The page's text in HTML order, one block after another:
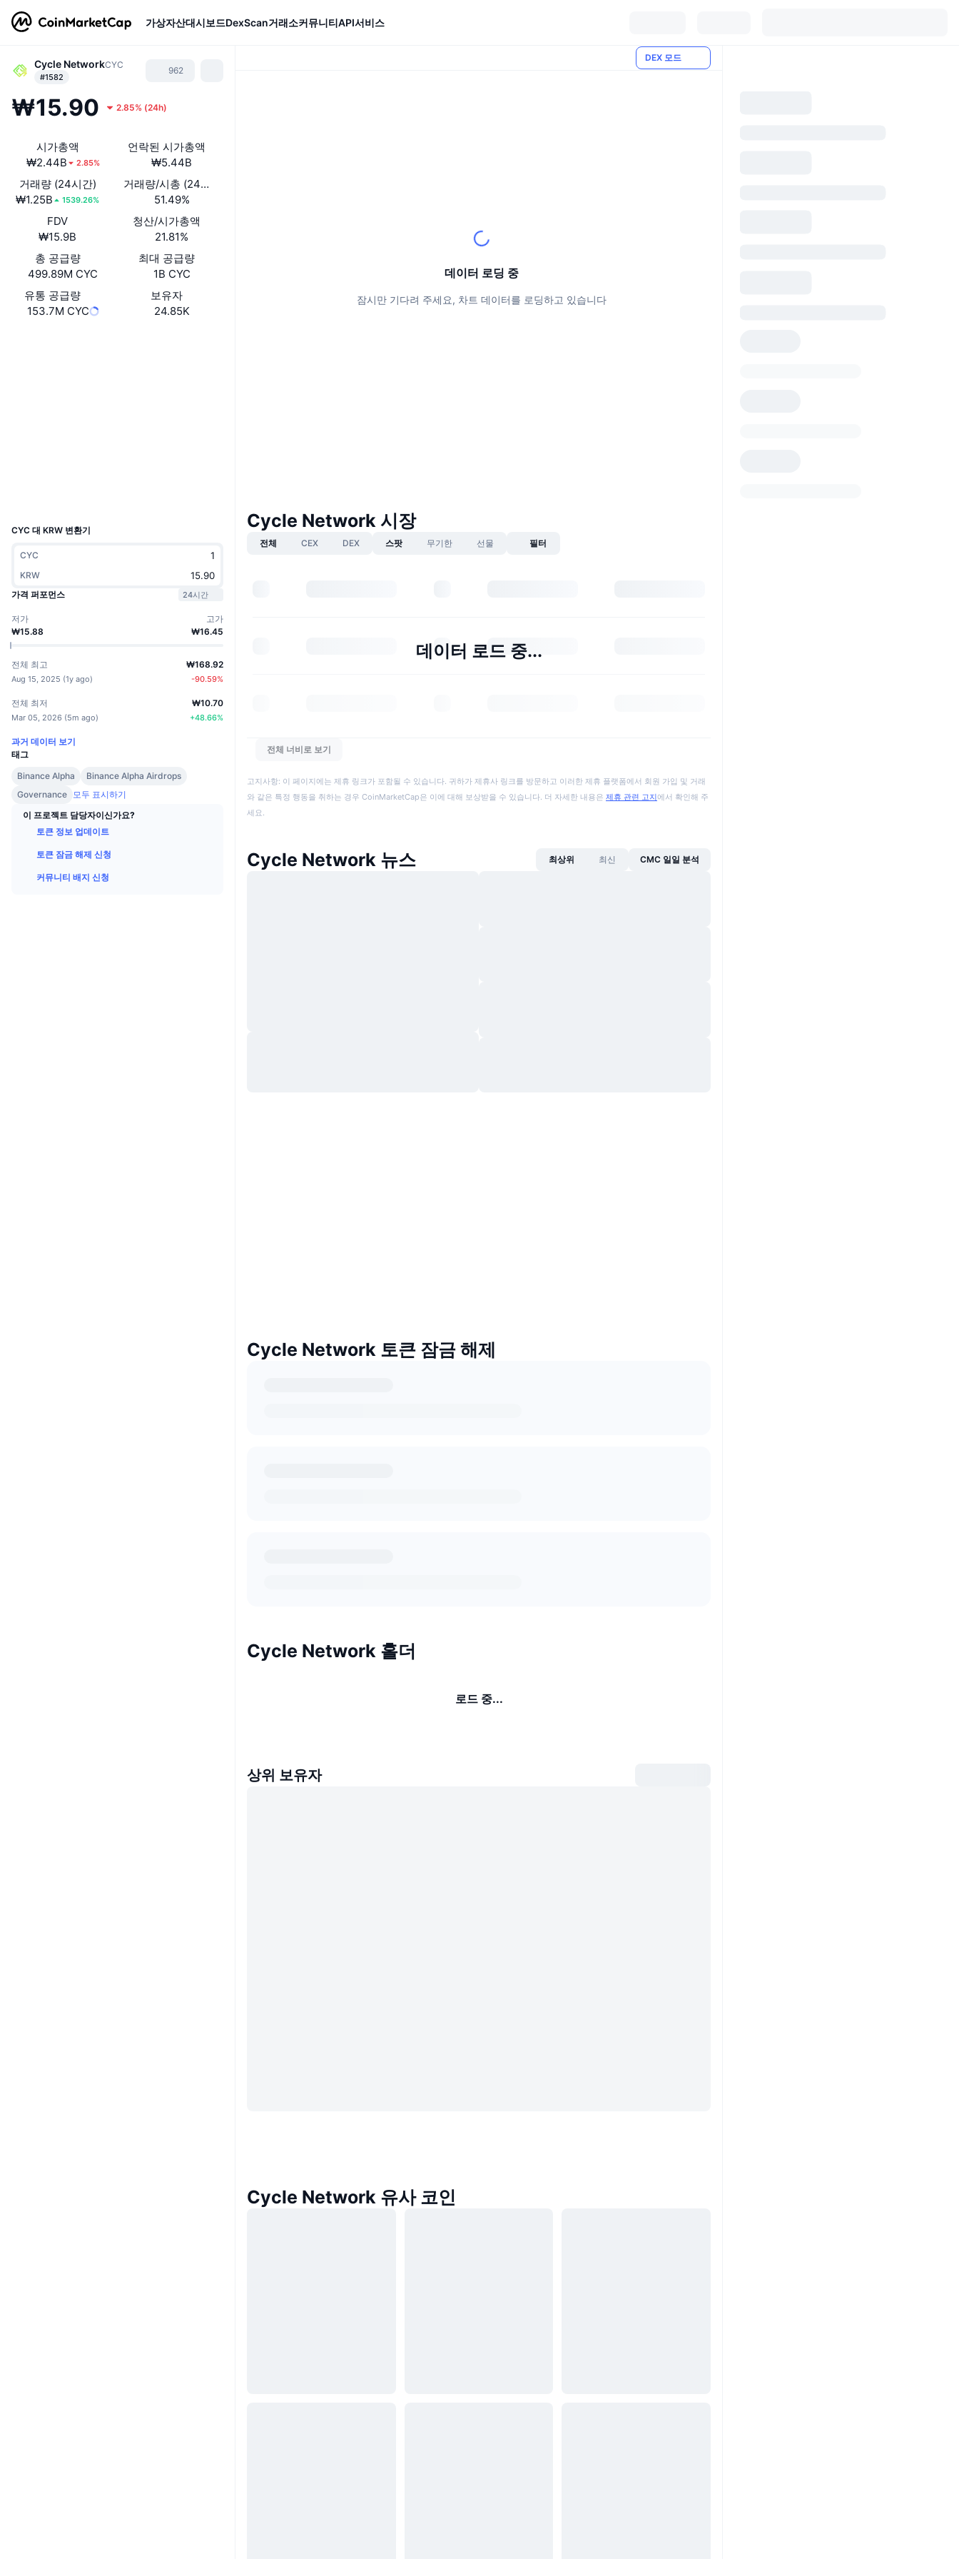
가상자산대시보드DexScan거래소커뮤니티API서비스
Cycle NetworkCYC
#1582
962
₩15.90 2.85% (24h)
시가총액
₩2.44B
2.85%
언락된 시가총액
₩5.44B
거래량 (24시간)
₩1.25B
1539.26%
거래량/시총 (24시간)
51.49%
FDV
₩15.9B
청산/시가총액
21.81%
총 공급량
499.89M CYC
최대 공급량
1B CYC
유통 공급량
153.7M CYC
보유자
24.85K
CYC 대 KRW 변환기
CYC
KRW
가격 퍼포먼스
24시간
저가
₩15.88
고가
₩16.45
전체 최고
Aug 15, 2025 (1y ago)
₩168.92
-90.59%
전체 최저
Mar 05, 2026 (5m ago)
₩10.70
+48.66%
과거 데이터 보기
태그
Binance Alpha
Binance Alpha Airdrops
Governance
모두 표시하기
이 프로젝트 담당자이신가요?
토큰 정보 업데이트
토큰 잠금 해제 신청
커뮤니티 배지 신청
DEX 모드
데이터 로딩 중
잠시만 기다려 주세요, 차트 데이터를 로딩하고 있습니다
Cycle Network 시장
전체 CEX DEX 스팟 무기한 선물 필터
데이터 로드 중...
전체 너비로 보기
고지사항: 이 페이지에는 제휴 링크가 포함될 수 있습니다. 귀하가 제휴사 링크를 방문하고 이러한 제휴 플랫폼에서 회원 가입 및 거래
와 같은 특정 행동을 취하는 경우 CoinMarketCap은 이에 대해 보상받을 수 있습니다. 더 자세한 내용은 제휴 관련 고지에서 확인해 주
세요.
Cycle Network 뉴스 최상위 최신 CMC 일일 분석
Cycle Network 토큰 잠금 해제
Cycle Network 홀더
로드 중...
상위 보유자
Cycle Network 유사 코인